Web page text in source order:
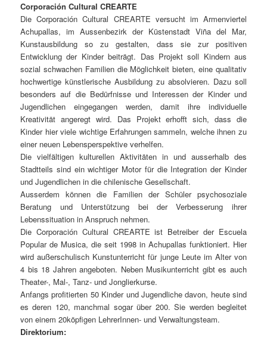
Corporación Cultural CREARTE
Die Corporación Cultural CREARTE versucht im Armenviertel
Achupallas, im Aussenbezirk der Küstenstadt Viña del Mar,
Kunstausbildung so zu gestalten, dass sie zur positiven
Entwicklung der Kinder beiträgt. Das Projekt soll Kindern aus
sozial schwachen Familien die Möglichkeit bieten, eine qualitativ
hochwertige künstlerische Ausbildung zu absolvieren. Dazu soll
besonders auf die Bedürfnisse und Interessen der Kinder und
Jugendlichen eingegangen werden, damit ihre individuelle
Kreativität angeregt wird. Das Projekt erhofft sich, dass die
Kinder hier viele wichtige Erfahrungen sammeln, welche ihnen zu
einer neuen Lebensperspektive verhelfen.
Die vielfältigen kulturellen Aktivitäten in und ausserhalb des
Stadtteils sind ein wichtiger Motor für die Integration der Kinder
und Jugendlichen in die chilenische Gesellschaft.
Ausserdem können die Familien der Schüler psychosoziale
Beratung und Unterstützung bei der Verbesserung ihrer
Lebenssituation in Anspruch nehmen.
Die Corporación Cultural CREARTE ist Betreiber der Escuela
Popular de Musica, die seit 1998 in Achupallas funktioniert. Hier
wird außerschulisch Kunstunterricht für junge Leute im Alter von
4 bis 18 Jahren angeboten. Neben Musikunterricht gibt es auch
Theater-, Mal-, Tanz- und Jonglierkurse.
Anfangs profitierten 50 Kinder und Jugendliche davon, heute sind
es deren 120, manchmal sogar über 200. Sie werden begleitet
von einem 20köpfigen LehrerInnen- und Verwaltungsteam.
Direktorium: